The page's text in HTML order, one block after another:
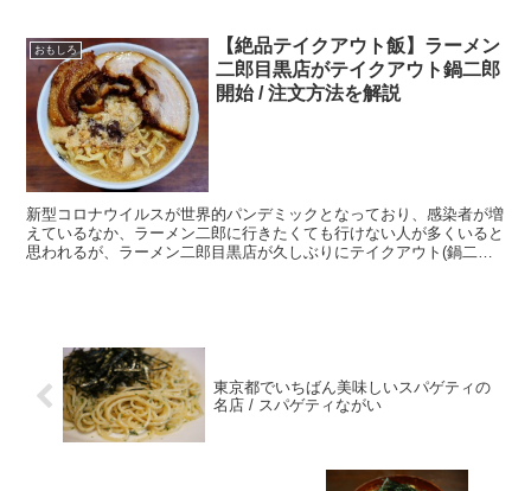
おもしろ
【絶品テイクアウト飯】ラーメン
二郎目黒店がテイクアウト鍋二郎
開始 / 注文方法を解説
新型コロナウイルスが世界的パンデミックとなっており、感染者が増
えているなか、ラーメン二郎に行きたくても行けない人が多くいると
思われるが、ラーメン二郎目黒店が久しぶりにテイクアウト(鍋二郎)
東京都でいちばん美味しいスパゲティの
名店 / スパゲティながい